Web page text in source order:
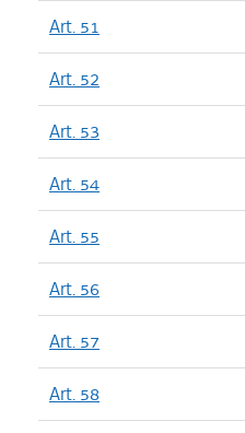
Art. 51
Art. 52
Art. 53
Art. 54
Art. 55
Art. 56
Art. 57
Art. 58